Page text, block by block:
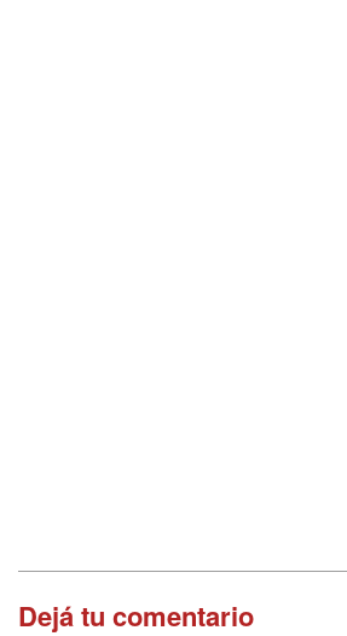
Dejá tu comentario